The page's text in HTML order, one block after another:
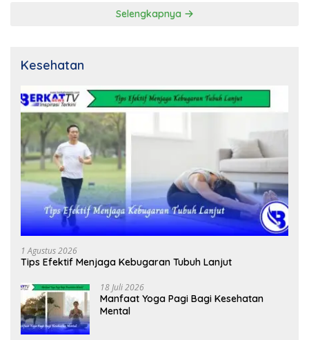
Selengkapnya
Kesehatan
1 Agustus 2026
Tips Efektif Menjaga Kebugaran Tubuh Lanjut
18 Juli 2026
Manfaat Yoga Pagi Bagi Kesehatan
Mental